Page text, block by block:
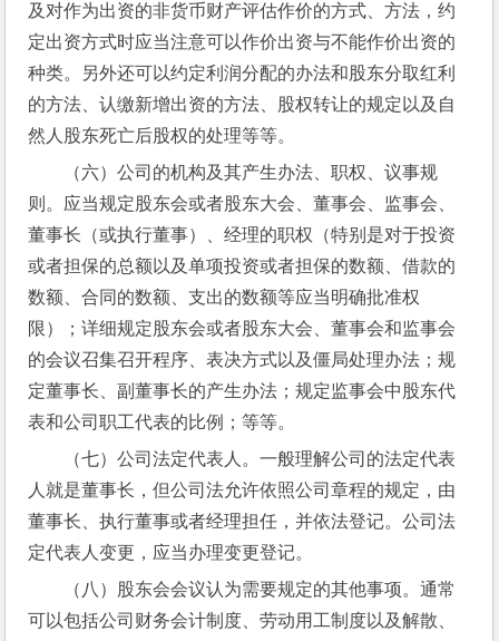
及对作为出资的非货币财产评估作价的方式、方法，约
定出资方式时应当注意可以作价出资与不能作价出资的
种类。另外还可以约定利润分配的办法和股东分取红利
的方法、认缴新增出资的方法、股权转让的规定以及自
然人股东死亡后股权的处理等等。
（六）公司的机构及其产生办法、职权、议事规
则。应当规定股东会或者股东大会、董事会、监事会、
董事长（或执行董事）、经理的职权（特别是对于投资
或者担保的总额以及单项投资或者担保的数额、借款的
数额、合同的数额、支出的数额等应当明确批准权
限）；详细规定股东会或者股东大会、董事会和监事会
的会议召集召开程序、表决方式以及僵局处理办法；规
定董事长、副董事长的产生办法；规定监事会中股东代
表和公司职工代表的比例；等等。
（七）公司法定代表人。一般理解公司的法定代表
人就是董事长，但公司法允许依照公司章程的规定，由
董事长、执行董事或者经理担任，并依法登记。公司法
定代表人变更，应当办理变更登记。
（八）股东会会议认为需要规定的其他事项。通常
可以包括公司财务会计制度、劳动用工制度以及解散、